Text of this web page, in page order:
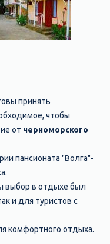
принять
чтобы
от черноморского
пансионата "Волга"-
выбор в отдыхе был
и для туристов с
комфортного отдыха.